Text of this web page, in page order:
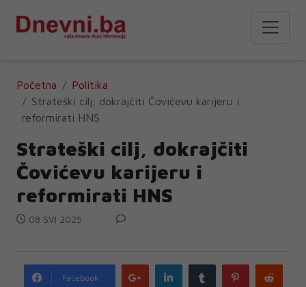
Početna
Politika
Strateški cilj, dokrajčiti Čovićevu karijeru i
reformirati HNS
Strateški cilj, dokrajčiti
Čovićevu karijeru i
reformirati HNS
08 SVI 2025
Facebook
Google
LinkedIn Tumblr Pinterest